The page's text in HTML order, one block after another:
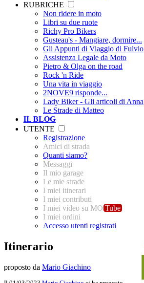
RUBRICHE
Non ridere in moto
Libri su due ruote
Richy Pro Bikers
Gusteau's - Mangiare, dormire...
Gli Appunti di Viaggio di Fulvio
Assistenza Legale da Moto
Pietro & Olga on the road
Rock 'n Ride
Una vita in viaggio
2NOVE9 risponde...
Lady Biker - Gli articoli di Anna
Le Strade di Matteo
IL BLOG
UTENTE
Registrazione
Amici di strada
Quanti siamo?
Messaggi
Il mio garage
Le mie strade
I miei itinerari
I miei contributi
I miei video su MO Tube
I miei ordini
Accesso utenti registrati
Itinerario
proposto da Mario Giachino